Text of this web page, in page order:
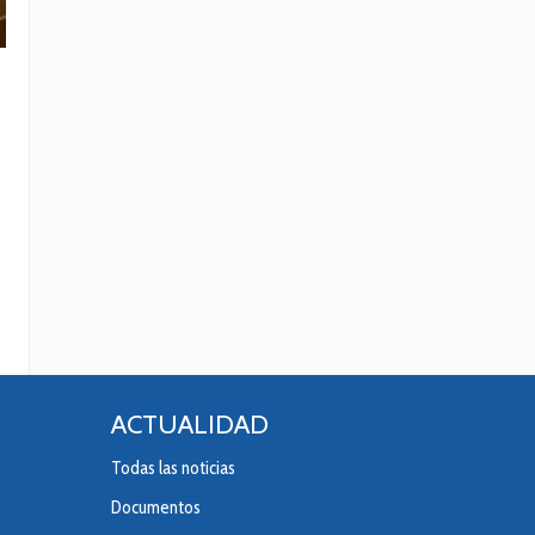
ACTUALIDAD
Todas las noticias
Documentos